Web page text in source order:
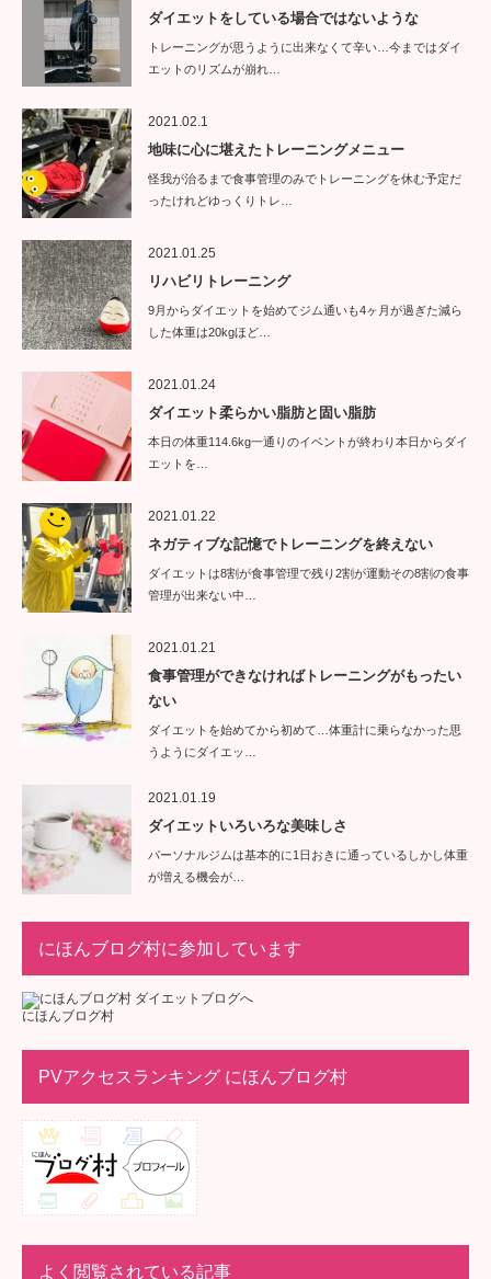
ダイエットをしている場合ではないような
トレーニングが思うように出来なくて辛い…今まではダイ
エットのリズムが崩れ…
2021.02.1
地味に心に堪えたトレーニングメニュー
怪我が治るまで食事管理のみでトレーニングを休む予定だ
ったけれどゆっくりトレ…
2021.01.25
リハビリトレーニング
9月からダイエットを始めてジム通いも4ヶ月が過ぎた減ら
した体重は20kgほど…
2021.01.24
ダイエット柔らかい脂肪と固い脂肪
本日の体重114.6kg一通りのイベントが終わり本日からダイ
エットを…
2021.01.22
ネガティブな記憶でトレーニングを終えない
ダイエットは8割が食事管理で残り2割が運動その8割の食事
管理が出来ない中…
2021.01.21
食事管理ができなければトレーニングがもったい
ない
ダイエットを始めてから初めて…体重計に乗らなかった思
うようにダイエッ…
2021.01.19
ダイエットいろいろな美味しさ
パーソナルジムは基本的に1日おきに通っているしかし体重
が増える機会が…
にほんブログ村に参加しています
にほんブログ村
PVアクセスランキング にほんブログ村
よく閲覧されている記事